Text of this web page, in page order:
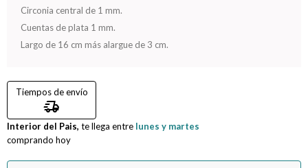
Circonia central de 1 mm.
Cuentas de plata 1 mm.
Largo de 16 cm más alargue de 3 cm.
Tiempos de envío
delivery_truck_speed
Interior del Pais, te llega entre lunes y martes
comprando hoy
San Valentín
Compromiso